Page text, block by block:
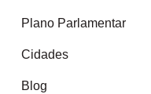
Plano Parlamentar
Cidades
Blog